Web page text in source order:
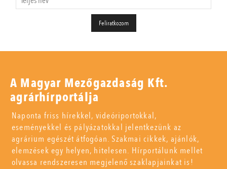
A Magyar Mezőgazdaság Kft.
agrárhírportálja
Naponta friss hírekkel, videóriportokkal,
eseményekkel és pályázatokkal jelentkezünk az
agrárium egészét átfogóan. Szakmai cikkek, ajánlók,
elemzések egy helyen, hitelesen. Hírportálunk mellet
olvassa rendszeresen megjelenő szaklapjainkat is!